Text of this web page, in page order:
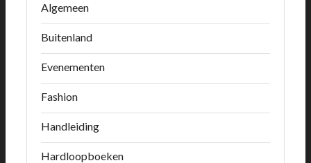
Algemeen
Buitenland
Evenementen
Fashion
Handleiding
Hardloopboeken